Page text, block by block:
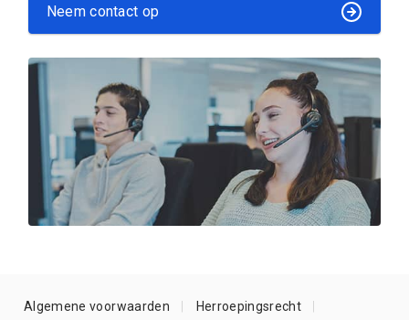
Neem contact op
Algemene voorwaarden Herroepingsrecht